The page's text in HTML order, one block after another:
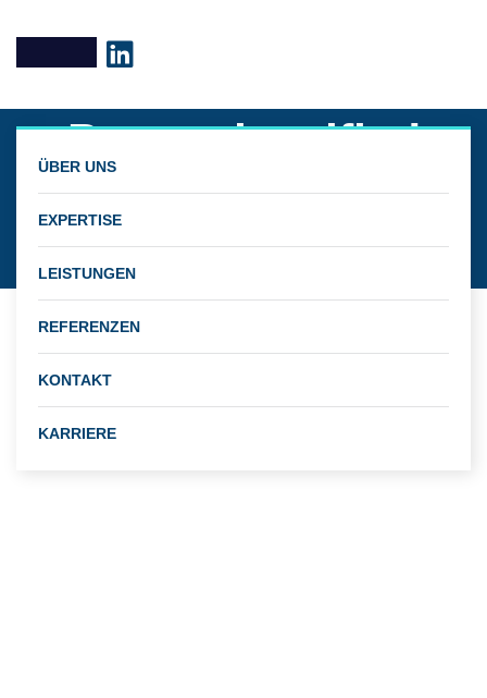
ÜBER UNS
EXPERTISE
LEISTUNGEN
REFERENZEN
KONTAKT
KARRIERE
Posts classified
under:
Themenfelder